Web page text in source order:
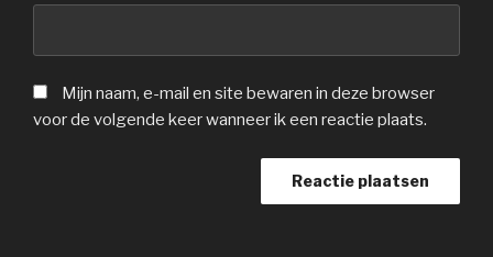
Mijn naam, e-mail en site bewaren in deze browser
voor de volgende keer wanneer ik een reactie plaats.